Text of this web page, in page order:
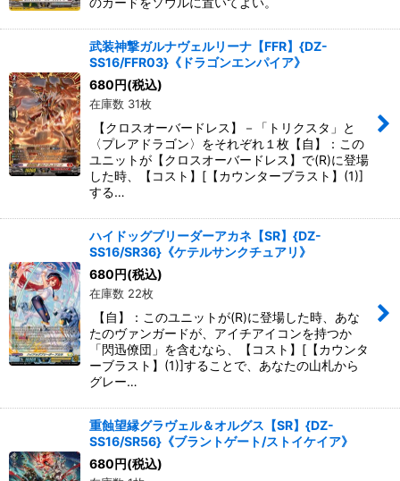
武装神撃ガルナヴェルリーナ【FFR】{DZ-
SS16/FFR03}《ドラゴンエンパイア》
680円(税込)
在庫数 31枚
【クロスオーバードレス】－「トリクスタ」と
〈プレアドラゴン〉をそれぞれ１枚【自】：この
ユニットが【クロスオーバードレス】で(R)に登場
した時、【コスト】[【カウンターブラスト】(1)]
する…
ハイドッグブリーダーアカネ【SR】{DZ-
SS16/SR36}《ケテルサンクチュアリ》
680円(税込)
在庫数 22枚
【自】：このユニットが(R)に登場した時、あな
たのヴァンガードが、アイチアイコンを持つか
「閃迅僚団」を含むなら、【コスト】[【カウンタ
ーブラスト】(1)]することで、あなたの山札から
グレー…
重蝕望縁グラヴェル＆オルグス【SR】{DZ-
SS16/SR56}《ブラントゲート/ストイケイア》
680円(税込)